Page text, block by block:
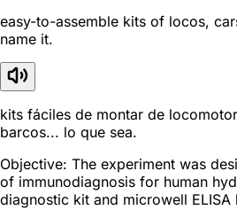
easy-to-assemble kits of locos,
name it.
kits fáciles de montar de
barcos... lo que sea.
Objective: The experiment was
of immunodiagnosis for human
diagnostic kit and microwell ELISA